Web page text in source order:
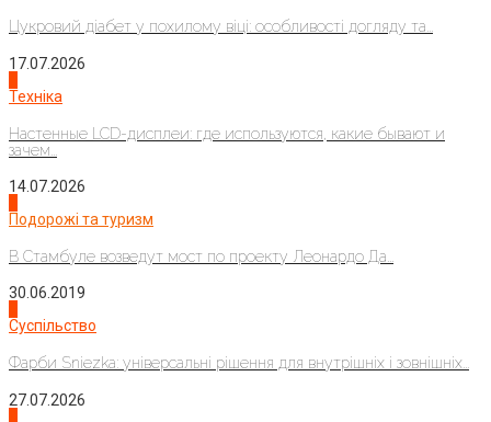
Цукровий діабет у похилому віці: особливості догляду та...
17.07.2026
Техніка
Настенные LCD-дисплеи: где используются, какие бывают и
зачем...
14.07.2026
Подорожі та туризм
В Стамбуле возведут мост по проекту Леонардо Да...
30.06.2019
Суспільство
Фарби Sniezka: універсальні рішення для внутрішніх і зовнішніх...
27.07.2026